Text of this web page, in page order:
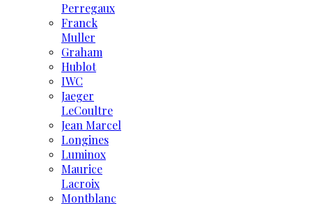
Perregaux
Franck
Muller
Graham
Hublot
IWC
Jaeger
LeCoultre
Jean Marcel
Longines
Luminox
Maurice
Lacroix
Montblanc